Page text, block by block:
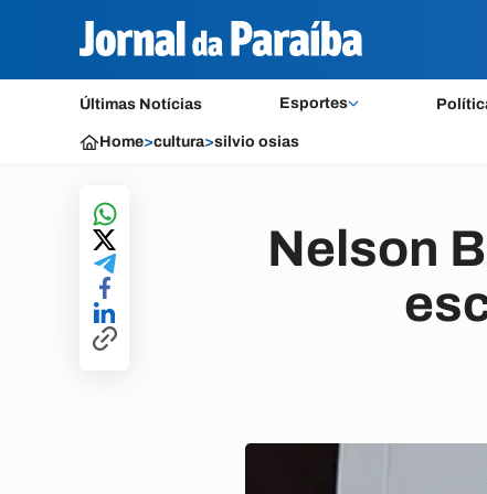
Últimas Notícias Esportes
Home>cultura>silvio osias
Nelson